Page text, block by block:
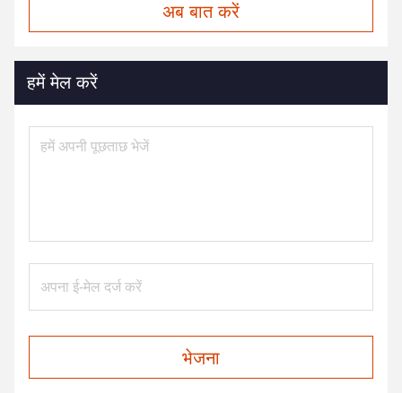
अब बात करें
हमें मेल करें
भेजना